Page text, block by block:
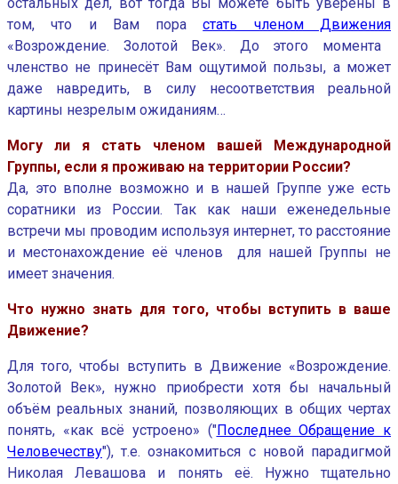
том, что и Вам порастать членом Движения
«Возрождение. Золотой Век». До этого момента
членство не принесёт Вам ощутимой пользы, а может
даже навредить, в силу несоответствия реальной
картины незрелым ожиданиям…
Могу ли я стать членом вашей Международной
Группы, если я проживаю на территории России?
Да, это вполне возможно и в нашей Группе уже есть
соратники из России. Так как наши еженедельные
встречи мы проводим используя интернет, то расстояние
и местонахождение её членов для нашей Группы не
имеет значения.
Что нужно знать для того, чтобы вступить в ваше
Движение?
Для того, чтобы вступить в Движение «Возрождение.
Золотой Век», нужно приобрести хотя бы начальный
объём реальных знаний, позволяющих в общих чертах
понять, «как всё устроено» ("Последнее Обращение к
Человечеству"), т.е. ознакомиться с новой парадигмой
Николая Левашова и понять её. Нужно тщательно